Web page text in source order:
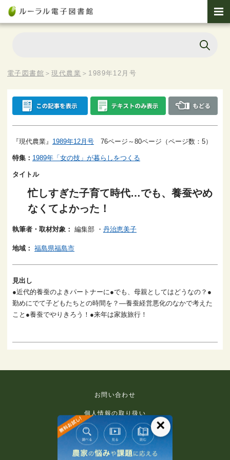
電子図書館 ＞現代農業 ＞ 1989年12月号
『現代農業』 1989年12月号 76ページ～80ページ（ページ数：5）
特集： 1989年「女の技」が暮らしをつくる
タイトル
忙しすぎた子育て時代…でも、養蚕やめ
なくてよかった！
執筆者・取材対象： 編集部 ・ 丹治恵美子
地域： 福島県福島市
見出し
●近代的養蚕のよきパートナーに●でも、母親としてはどうなの？●
勤めにでて子どもたちとの時間を？―養蚕経営悪化のなかで考えた
こと●養蚕でやりきろう！●来年は家族旅行！
お問い合わせ
個人情報の取り扱い
免責事項
利用規約
×